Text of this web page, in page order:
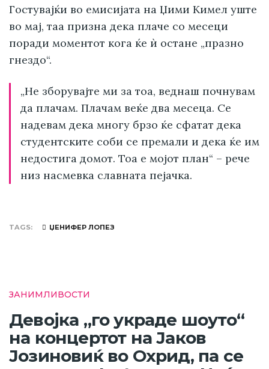
Гостувајќи во емисијата на Џими Кимел уште
во мај, таа призна дека плаче со месеци
поради моментот кога ќе ѝ остане „празно
гнездо“.
„Не зборувајте ми за тоа, веднаш почнувам
да плачам. Плачам веќе два месеца. Се
надевам дека многу брзо ќе сфатат дека
студентските соби се премали и дека ќе им
недостига домот. Тоа е мојот план“ – рече
низ насмевка славната пејачка.
TAGS ЏЕНИФЕР ЛОПЕЗ
ЗАНИМЛИВОСТИ
Девојка „го украде шоуто“
на концертот на Јаков
Јозиновиќ во Охрид, па се